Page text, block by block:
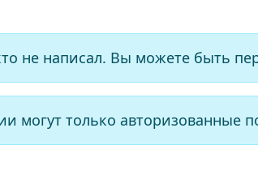
не написал. Вы можете быть
могут только авторизованные